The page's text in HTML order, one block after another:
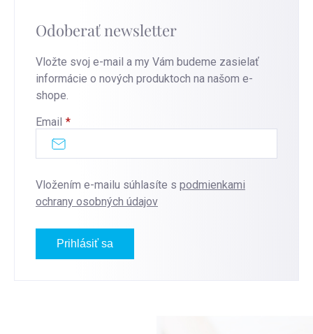
Odoberať newsletter
Vložte svoj e-mail a my Vám budeme zasielať
informácie o nových produktoch na našom e-
shope.
Email
Vložením e-mailu súhlasíte s podmienkami
ochrany osobných údajov
Prihlásiť sa